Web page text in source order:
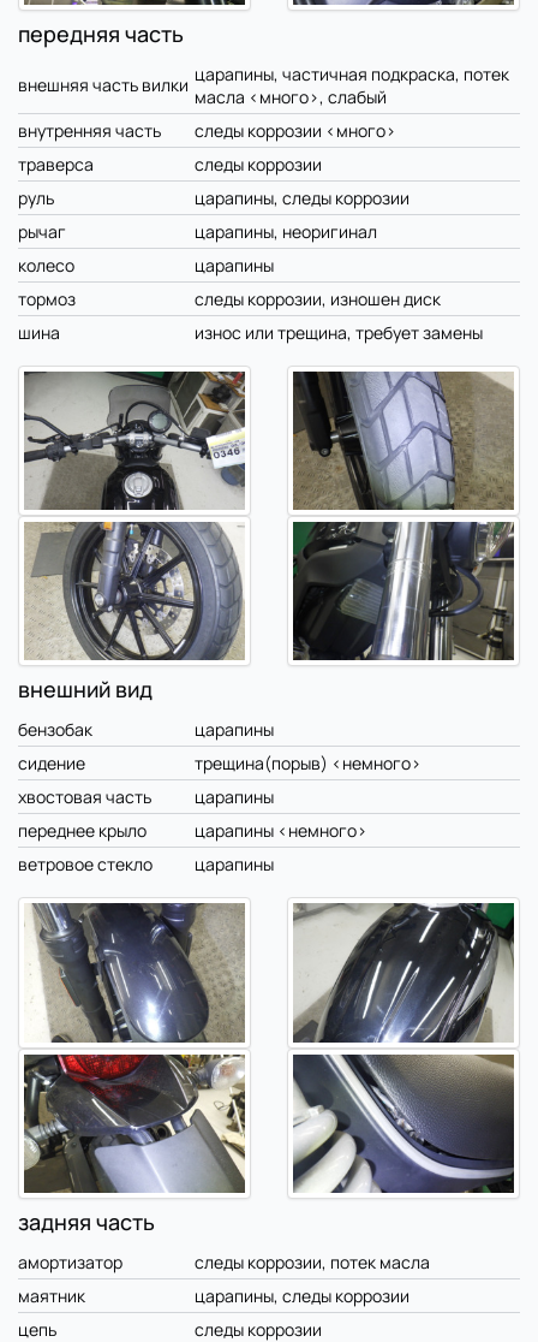
передняя часть
внешняя часть вилки царапины, частичная подкраска, потек
масла <много>, слабый
внутренняя часть
следы коррозии <много>
траверса
следы коррозии
руль
царапины, следы коррозии
рычаг
царапины, неоригинал
колесо
царапины
тормоз
следы коррозии, изношен диск
шина
износ или трещина, требует замены
внешний вид
бензобак
царапины
сидение
трещина(порыв) <немного>
хвостовая часть
царапины
переднее крыло
царапины <немного>
ветровое стекло
царапины
задняя часть
амортизатор
следы коррозии, потек масла
маятник
царапины, следы коррозии
цепь
следы коррозии